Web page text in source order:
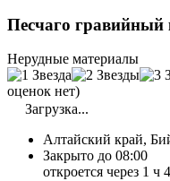
Песчаго гравийный
Нерудные материалы
оценок нет)
Загрузка...
Алтайский край,
Закрыто до 08:00
откроется через 1 ч